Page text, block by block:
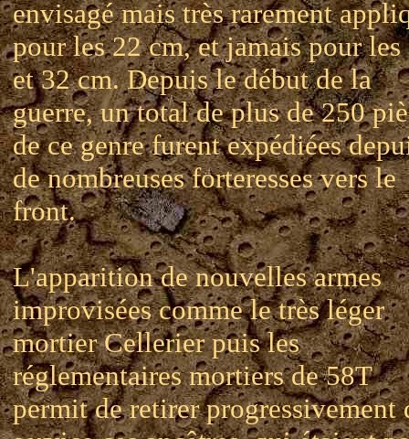
envisagé mais très rarement
pour les 22 cm, et jamais pour les
et 32 cm. Depuis le début de la
guerre, un total de plus de 250
de ce genre furent expédiées
de nombreuses forteresses vers le
front.
L'apparition de nouvelles armes
improvisées comme le très léger
mortier Cellerier puis les
réglementaires mortiers de 58T
permit de retirer progressivement